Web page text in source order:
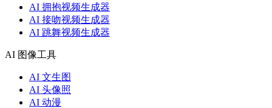
AI 拥抱视频生成器
AI 接吻视频生成器
AI 跳舞视频生成器
AI 图像工具
AI 文生图
AI 头像照
AI 动漫